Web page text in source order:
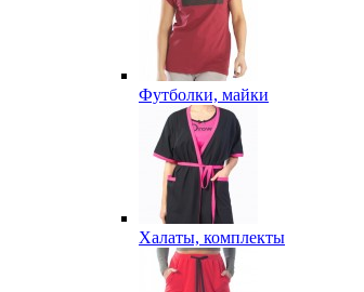
Футболки, майки
Халаты, комплекты